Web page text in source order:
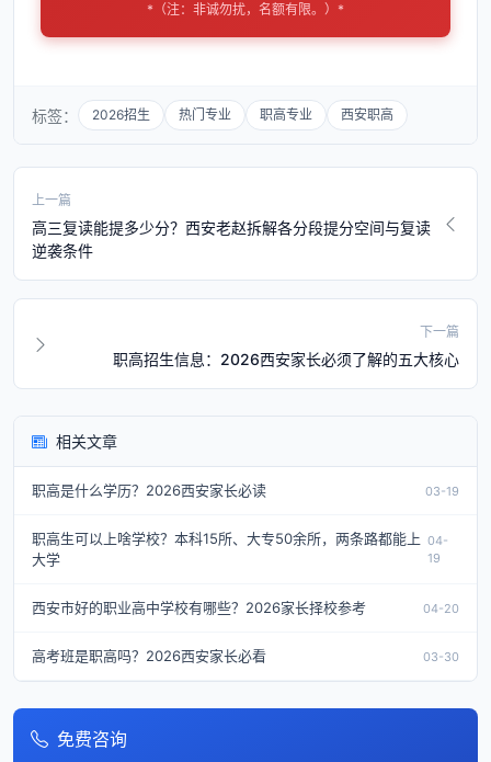
*（注：非诚勿扰，名额有限。）*
标签： 2026招生 热门专业 职高专业 西安职高
上一篇
高三复读能提多少分？西安老赵拆解各分段提分空间与复读
逆袭条件
下一篇
职高招生信息：2026西安家长必须了解的五大核心
相关文章
职高是什么学历？2026西安家长必读 03-19
职高生可以上啥学校？本科15所、大专50余所，两条路都能上
大学
04-
19
西安市好的职业高中学校有哪些？2026家长择校参考 04-20
高考班是职高吗？2026西安家长必看 03-30
免费咨询